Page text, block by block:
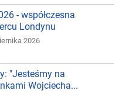
- współczesna
Londynu
2026
"Jesteśmy na
Wojciecha...